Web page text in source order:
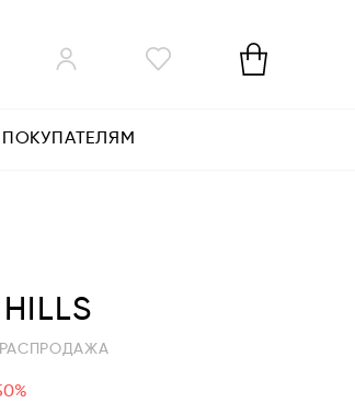
ПОКУПАТЕЛЯМ
РАСПРОДАЖА